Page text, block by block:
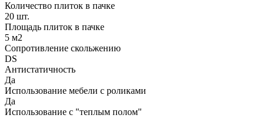
Количество плиток в пачке
20 шт.
Площадь плиток в пачке
5 м2
Сопротивление скольжению
DS
Антистатичность
Да
Использование мебели с роликами
Да
Использование с "теплым полом"